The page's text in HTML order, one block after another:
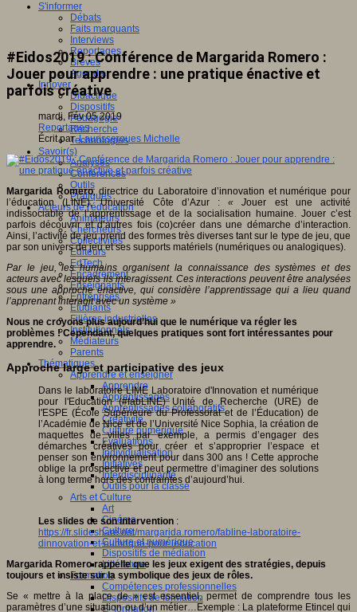
S'informer
Débats
Faits marquants
Interviews
Reportages
Brèves
Agenda
Innover
Didactique
Dispositifs
Pédagogie
Recherche
Technologies
Savoir(s)
Analyses
Conférences
Outils
Pratiques
Acteurs de l'éducation
Animateurs
Chercheurs
Collectivités
Editeurs
EdTech
Encadrement
Enseignants
Entreprises
Etudiants
Filières industrielles
Institutionnels
Médiateurs
Parents
Thématiques
Apprendre et enseigner
Apprendre
Apprentissages
Apprentissages collaboratifs
Créativité
Culture numérique
Evaluations
Individualisation
Initiatives
Interdisciplinarité
Outils pour la classe
Arts et Culture
Art
Cinéma
Culture
Culture et numérique
Dispositifs de médiation
Littérature
Formation
Compétences professionnelles
Dispositifs de formation
E- formation
#Eidos2019 : Conférence de Margarida Romero :
Jouer pour apprendre : une pratique énactive et
parfois créative
mardi, Fév 05 2019
Reportages
Écrit parLaurissergues Michelle
Margarida Romero,directrice du Laboratoire d’innovation et numérique pour
l’éducation (LINE), Université Côte d’Azur : «Jouer est une activité
indissociable de l’apprentissage et de la socialisation humaine. Jouer c’est
parfois découvrir et d’autres fois (co)créer dans une démarche d’interaction.
Ainsi, l’activité de jeu prend des formes très diverses tant sur le type de jeu, que
par son univers de jeu et ses supports matériels (numériques ou analogiques).
Par le jeu, les humains organisent la connaissance des systèmes et des
acteurs avec lesquels ils interagissent. Ces interactions peuvent être analysées
sous une approche énactive, qui considère l’apprentissage qui a lieu quand
l’apprenant interagit avec un système »
Nous ne croyons plus aujourd’hui que le numérique va régler les
problèmes ! Cependant, quelques pratiques sont fort intéressantes pour
apprendre.
Approche large et participative des jeux
Dans le laboratoire LIME Laboratoire d'Innovation et numérique
pour l'Education (#fabLINE) Unité de Recherche (URE) de
l'ESPE (École Supérieure du Professorat et de l’Éducation) de
l’Académie de Nice et de l’Université Nice Sophia, la création de
maquettes de villes par exemple, a permis d’engager des
démarches créatives pour créer et s’approprier l’espace et
penser son environnement pour dans 300 ans ! Cette approche
oblige la prospective et peut permettre d’imaginer des solutions
à long terme hors des contraintes d’aujourd’hui.
Les slides de son intervention :
https://fr.slideshare.net/margarida.romero/fabline-laboratoire-
dinnovation-et-numrique-pour-leducation
Margarida Romero rappelle que les jeux exigent des stratégies, depuis
toujours et insiste sur la symbolique des jeux de rôles.
Se « mettre à la place de » est essentiel, permet de comprendre tous les
paramètres d’une situation ou d’un métier…Exemple : La plateforme Etincel qui